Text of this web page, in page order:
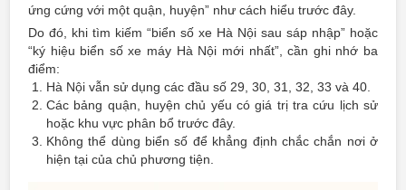
ứng cứng với một quận, huyện” như cách hiểu trước đây.
Do đó, khi tìm kiếm “biển số xe Hà Nội sau sáp nhập” hoặc
“ký hiệu biển số xe máy Hà Nội mới nhất”, cần ghi nhớ ba
điểm:
Hà Nội vẫn sử dụng các đầu số 29, 30, 31, 32, 33 và 40.
Các bảng quận, huyện chủ yếu có giá trị tra cứu lịch sử
hoặc khu vực phân bổ trước đây.
Không thể dùng biển số để khẳng định chắc chắn nơi ở
hiện tại của chủ phương tiện.